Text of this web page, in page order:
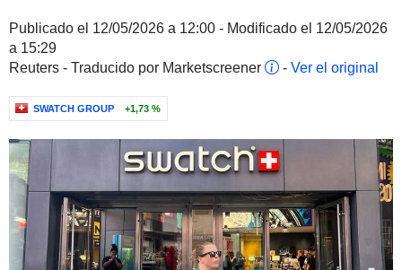
Publicado el 12/05/2026 a 12:00 - Modificado el 12/05/2026
a 15:29
Reuters - Traducido por Marketscreener
- Ver el original
SWATCH GROUP +1,73 %